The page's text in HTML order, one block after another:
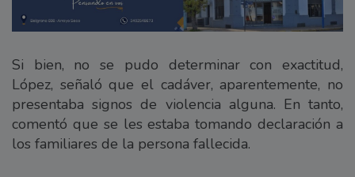
Si bien, no se pudo determinar con exactitud,
López, señaló que el cadáver, aparentemente, no
presentaba signos de violencia alguna. En tanto,
comentó que se les estaba tomando declaración a
los familiares de la persona fallecida.